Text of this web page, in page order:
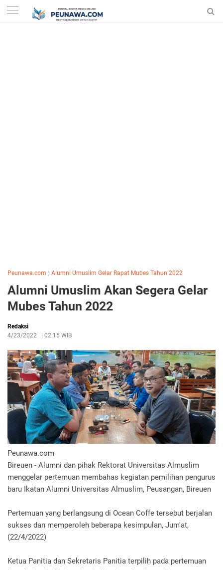
Peunawa.com 〉 Alumni Umuslim Gelar Rapat Mubes Tahun 2022
Alumni Umuslim Akan Segera Gelar
Mubes Tahun 2022
Redaksi
4/23/2022
02:15 WIB
Peunawa.com
Bireuen - Alumni dan pihak Rektorat Universitas Almuslim
menggelar pertemuan membahas kegiatan pemilihan pengurus
baru Ikatan Alumni Universitas Almuslim, Peusangan, Bireuen
Pertemuan yang berlangsung di Ocean Coffe tersebut berjalan
sukses dan memperoleh beberapa kesimpulan, Jum'at,
(22/4/2022)
Ketua Panitia dan Sekretaris Panitia terpilih pada pertemuan